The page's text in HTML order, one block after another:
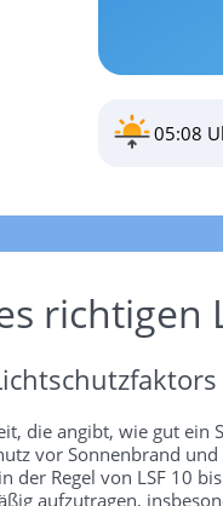
05:08
richtigen
die angibt, wie gut
vor Sonnenbrand
der Regel von LSF 10
aufzutragen,